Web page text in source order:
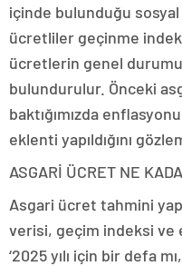
içinde bulunduğu
ücretliler geçinme
ücretlerin genel
bulundurulur. Önceki
baktığımızda
eklenti yapıldığını
ASGARİ ÜCRET NE
Asgari ücret tahmini
verisi, geçim indeksi ve
‘2025 yılı için bir defa